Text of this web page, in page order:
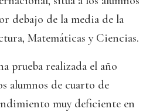
debajo de la media de la
Matemáticas y Ciencias.
prueba realizada el año
alumnos de cuarto de
muy deficiente en